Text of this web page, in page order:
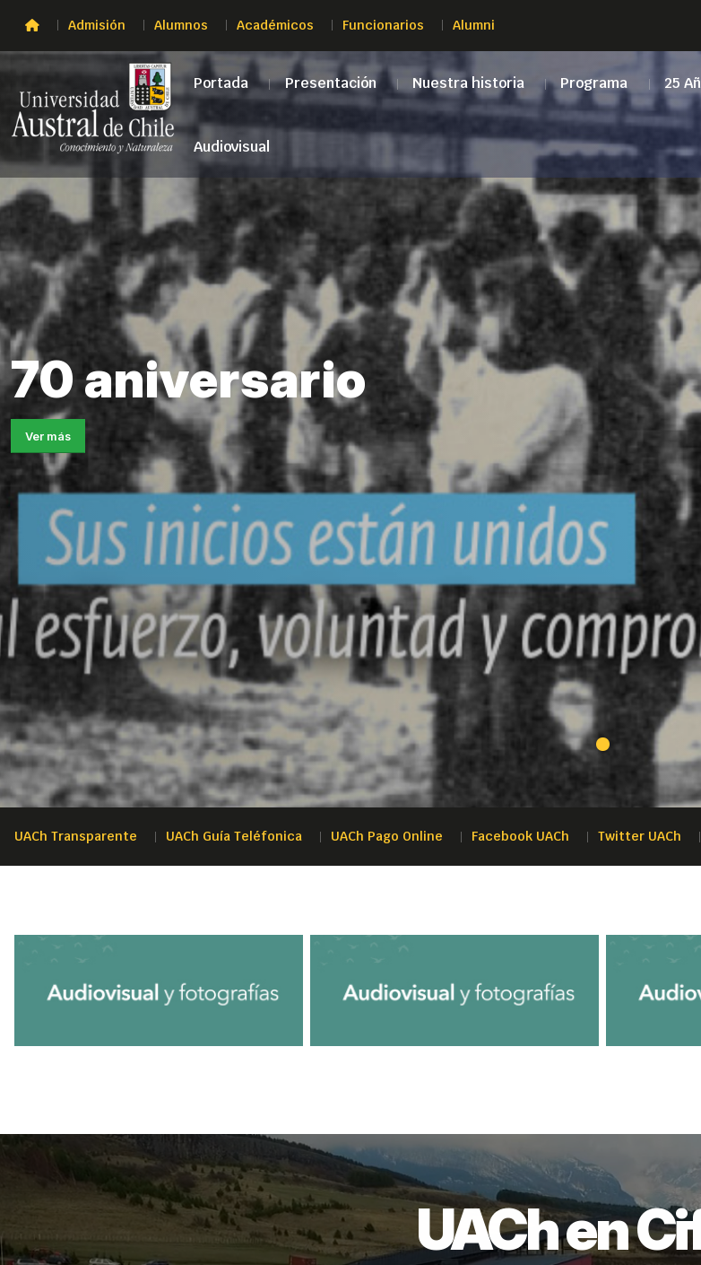
Admisión Alumnos Académicos Funcionarios Alumni
Portada Presentación Nuestra historia Programa 25
Audiovisual
70 aniversario
Ver más
UACh Transparente UACh Guía Teléfonica UACh Pago Online Facebook UACh Twitter UACh
UACh en